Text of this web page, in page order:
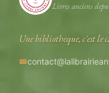
Livres anciens
Une bibliotheque, c'est le